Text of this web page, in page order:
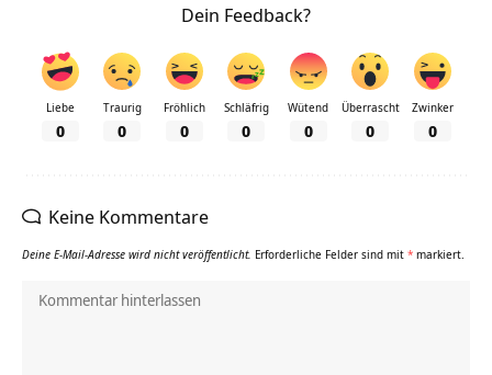
Dein Feedback?
Liebe
0
Traurig
0
Fröhlich
0
Schläfrig
0
Wütend
0
Überrascht
0
Zwinker
0
Keine Kommentare
Deine E-Mail-Adresse wird nicht veröffentlicht. Erforderliche Felder sind mit * markiert.